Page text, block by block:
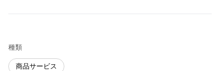
種類
商品サービス